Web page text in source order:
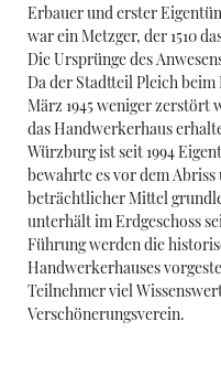
Erbauer und erster
war ein Metzger, der 1510
Die Ursprünge des
Da der Stadtteil Pleich
März 1945 weniger zerstört
das Handwerkerhaus
Würzburg ist seit 1994
bewahrte es vor dem
beträchtlicher Mittel
unterhält im Erdgeschoss
Führung werden die
Handwerkerhauses
Teilnehmer viel
Verschönerungsverein.